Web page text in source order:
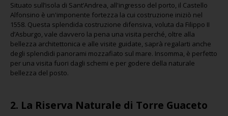
Situato sull’isola di Sant’Andrea, all'ingresso del porto, il Castello
Alfonsino è un'imponente fortezza la cui costruzione iniziò nel
1558. Questa splendida costruzione difensiva, voluta da Filippo II
d’Asburgo, vale davvero la pena una visita perché, oltre alla
bellezza architettonica e alle visite guidate, saprà regalarti anche
degli splendidi panorami mozzafiato sul mare. Insomma, è perfetto
per una visita fuori dagli schemi e per godere della naturale
bellezza del posto.
2. La Riserva Naturale di Torre Guaceto